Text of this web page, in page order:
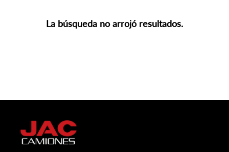
La búsqueda no arrojó resultados.